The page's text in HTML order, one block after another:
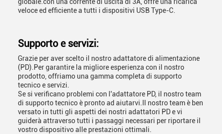
veloce ed efficiente a tutti i dispositivi USB Type-C.
Supporto e servizi:
Grazie per aver scelto il nostro adattatore di alimentazione
(PD).Per garantire la migliore esperienza con il nostro
prodotto, offriamo una gamma completa di supporto
tecnico e servizi.
Se si verificano problemi con l'adattatore PD, il nostro team
di supporto tecnico è pronto ad aiutarvi.Il nostro team è ben
versato in tutti gli aspetti dei nostri adattatori PD e vi
guiderà attraverso tutti i passaggi necessari per riportare il
vostro dispositivo alle prestazioni ottimali.